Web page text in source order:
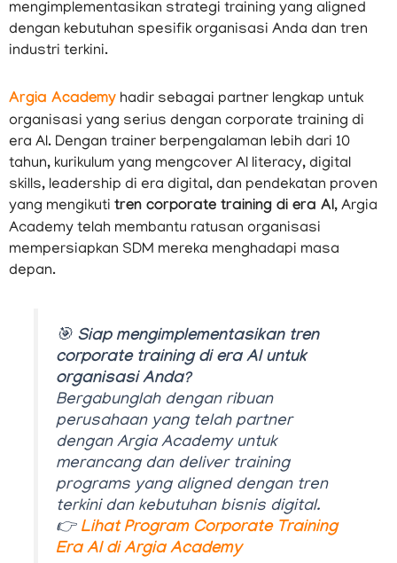
mengimplementasikan strategi training yang aligned
dengan kebutuhan spesifik organisasi Anda dan tren
industri terkini.
Argia Academy hadir sebagai partner lengkap untuk
organisasi yang serius dengan corporate training di
era AI. Dengan trainer berpengalaman lebih dari 10
tahun, kurikulum yang mengcover AI literacy, digital
skills, leadership di era digital, dan pendekatan proven
yang mengikuti tren corporate training di era AI, Argia
Academy telah membantu ratusan organisasi
mempersiapkan SDM mereka menghadapi masa
depan.
🎯 Siap mengimplementasikan tren
corporate training di era AI untuk
organisasi Anda?
Bergabunglah dengan ribuan
perusahaan yang telah partner
dengan Argia Academy untuk
merancang dan deliver training
programs yang aligned dengan tren
terkini dan kebutuhan bisnis digital.
👉 Lihat Program Corporate Training
Era AI di Argia Academy